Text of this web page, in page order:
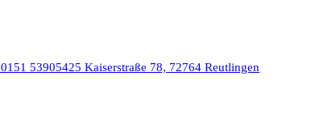
0151 53905425 Kaiserstraße 78, 72764 Reutlingen